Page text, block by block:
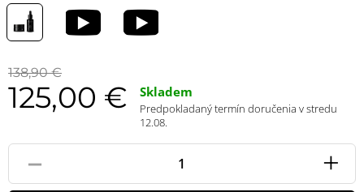
138,90 €
125,00 € Skladem
Predpokladaný termín doručenia v stredu
12.08.
-
Pole
množstvo
+